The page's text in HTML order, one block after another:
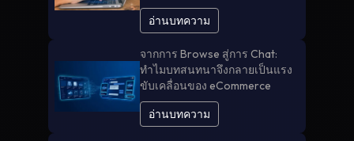
อ่านบทความ
จากการ Browse สู่การ Chat:
ทำไมบทสนทนาจึงกลายเป็นแรง
ขับเคลื่อนของ eCommerce
อ่านบทความ